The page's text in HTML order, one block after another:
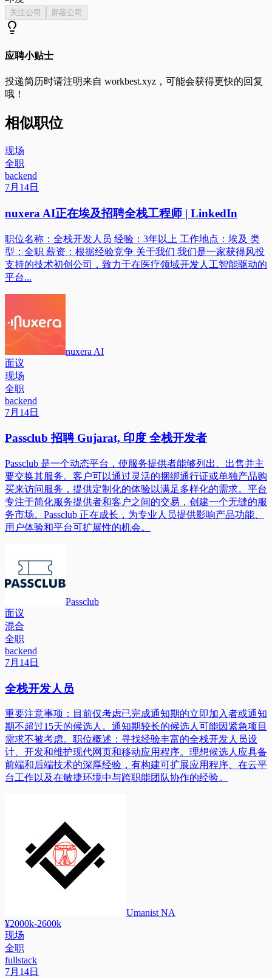
关注公司 屏蔽公司
应聘小贴士
投递简历时请注明来自 workbest.xyz ，可能会获得更快的回复
哦！
相似职位
现场
全职
backend
7月14日
nuxera AI正在埃及招聘全栈工程师 | LinkedIn
职位名称：全栈开发人员 经验：3年以上 工作地点：埃及 类
型：全职 薪资：根据经验竞争 关于我们 我们是一家获得风投
支持的技术初创公司，致力于在医疗领域开发人工智能驱动的
平台...
nuxera AI
面议
现场
全职
backend
7月14日
Passclub 招聘 Gujarat, 印度 全栈开发者
Passclub 是一个动态平台，使服务提供者能够列出、出售并主
要交换其服务。客户可以通过灵活的捆绑通行证或单独产品购
买来访问服务，提供定制化的体验以满足多样化的需求。平台
专注于简化服务提供者和客户之间的交易，创建一个无缝的服
务市场。Passclub 正在成长，为专业人员提供影响产品功能、
用户体验和平台可扩展性的机会。
Passclub
面议
混合
全职
backend
7月14日
全栈开发人员
重要注意事项：目前仅考虑已完成通知期的立即加入者或通知
期不超过15天的候选人。通知期较长的候选人可能因紧急项目
需求不被考虑。职位概述：寻找经验丰富的全栈开发人员设
计、开发和维护现代网页和移动应用程序。理想候选人应具备
前端和后端技术的深厚经验，有构建可扩展应用程序、在云平
台工作以及在敏捷环境中与跨职能团队协作的经验。
Umanist NA
¥2000k-2600k
现场
全职
fullstack
7月14日